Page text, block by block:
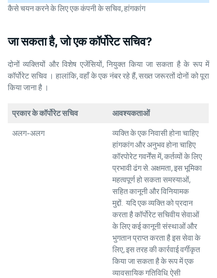
कैसे चयन करने के लिए एक कंपनी के सचिव, हांगकांग
जा सकता है, जो एक कॉर्पोरेट सचिव?
दोनों व्यक्तियों और विशेष एजेंसियों, नियुक्त किया जा सकता है के रूप में
कॉर्पोरेट सचिव । हालांकि, वहाँ के एक नंबर रहे हैं, सख्त जरूरतों दोनों को पूरा
किया जाना है ।
प्रकार के कॉर्पोरेट सचिव आवश्यकताओं
अलग-अलग
व्यक्ति के एक निवासी होना चाहिए
हांगकांग और अनुभव होना चाहिए
कॉरपोरेट गवर्नेंस में, कर्तव्यों के लिए
प्रभावी ढंग से. अक्षमता, इस भूमिका
महत्वपूर्ण हो सकता समस्याओं,
सहित कानूनी और विनियामक
मुद्दों. यदि एक व्यक्ति को प्रदान
करता है कॉर्पोरेट सचिवीय सेवाओं
के लिए कई कानूनी संस्थाओं और
भुगतान प्राप्त करता है इस सेवा के
लिए, इस तरह की कार्रवाई वर्गीकृत
किया जा सकता है के रूप में एक
व्यावसायिक गतिविधि. ऐसी